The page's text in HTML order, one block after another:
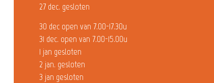
27 dec. gesloten
30 dec open van 7.00-17.30u
31 dec. open van 7.00-15.00u
1 jan gesloten
2 jan. gesloten
3 jan gesloten